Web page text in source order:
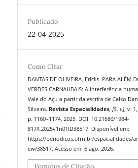
Publicado
22-04-2025
Como Citar
DANTAS DE OLIVEIRA, Ericlis. PARA ALÉM
VERDES CARNAUBAIS: A interferência
Vale do Açu a partir da escrita de Celso
Silveira. Revista Espacialidades,[S. l.], v.
p. 1160–1174, 2025. DOI: 10.21680/1984-
817X.2025v1n01ID38517. Disponível em:
https://periodicos.ufrn.br/espacialidades/
ew/38517. Acesso em: 6 ago. 2026.
Fomatos de Citação